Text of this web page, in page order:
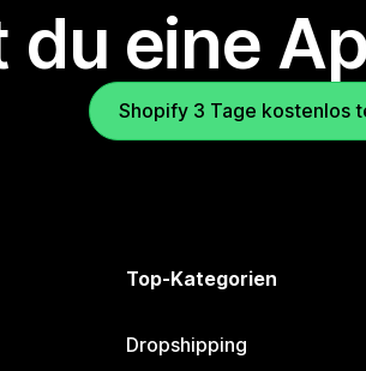
eine
Shopify 3 Tage kostenlos
Top-Kategorien
Dropshipping